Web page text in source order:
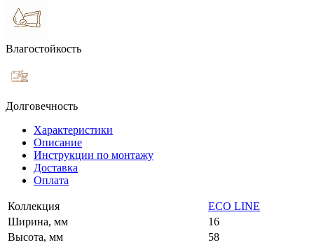
Влагостойкость
Долговечность
Характеристики
Описание
Инструкции по монтажу
Доставка
Оплата
Коллекция
ECO LINE
Ширина, мм
16
Высота, мм
58